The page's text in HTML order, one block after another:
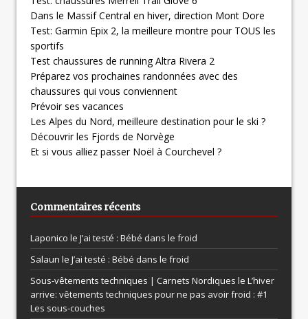
Dans le Massif Central en hiver, direction Mont Dore
Test: Garmin Epix 2, la meilleure montre pour TOUS les
sportifs
Test chaussures de running Altra Rivera 2
Préparez vos prochaines randonnées avec des
chaussures qui vous conviennent
Prévoir ses vacances
Les Alpes du Nord, meilleure destination pour le ski ?
Découvrir les Fjords de Norvège
Et si vous alliez passer Noël à Courchevel ?
Commentaires récents
Laponico le J’ai testé : Bébé dans le froid
Salaun le J’ai testé : Bébé dans le froid
Sous-vêtements techniques | Carnets Nordiques le L’hiver
arrive: vêtements techniques pour ne pas avoir froid : #1
Les sous-couches